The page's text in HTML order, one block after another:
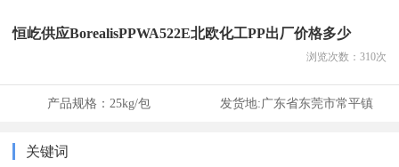
恒屹供应BorealisPPWA522E北欧化工PP出厂价格多少
浏览次数： 310次
产品规格： 25kg/包 发货地:广东省东莞市常平镇
关键词